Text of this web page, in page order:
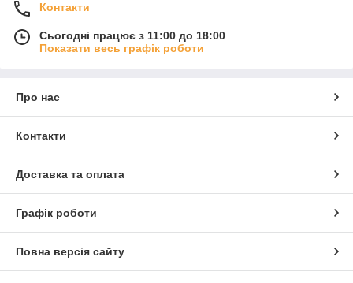
Контакти
Сьогодні працює з 11:00 до 18:00
Показати весь графік роботи
Про нас
Контакти
Доставка та оплата
Графік роботи
Повна версія сайту